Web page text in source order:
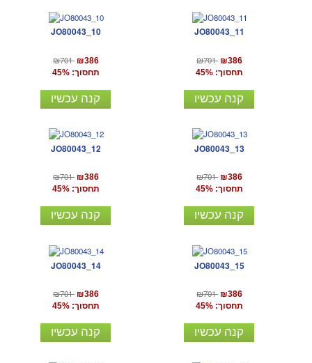
JO80043_10
₪701 ₪386
תחסוך: 45%
קנה עכשיו
JO80043_11
₪701 ₪386
תחסוך: 45%
קנה עכשיו
JO80043_12
₪701 ₪386
תחסוך: 45%
קנה עכשיו
JO80043_13
₪701 ₪386
תחסוך: 45%
קנה עכשיו
JO80043_14
₪701 ₪386
תחסוך: 45%
קנה עכשיו
JO80043_15
₪701 ₪386
תחסוך: 45%
קנה עכשיו